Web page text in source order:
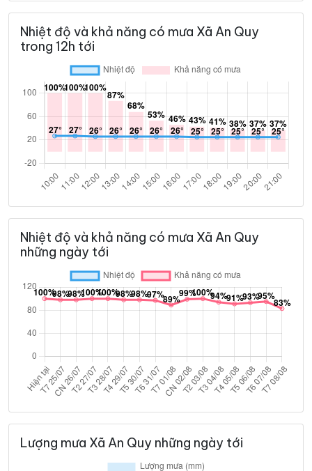
Nhiệt độ và khả năng có mưa Xã An Quy
trong 12h tới
Nhiệt độ và khả năng có mưa Xã An Quy
những ngày tới
Lượng mưa Xã An Quy những ngày tới